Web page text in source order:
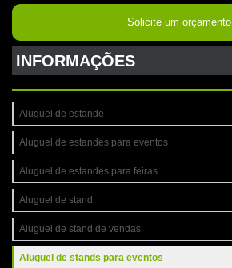
Solicite um orçamento
INFORMAÇÕES
Aluguel de estande
Aluguel de estandes para eventos
Aluguel de estandes para feiras
Aluguel de stand
Aluguel de stand de vendas
Aluguel de stands para eventos